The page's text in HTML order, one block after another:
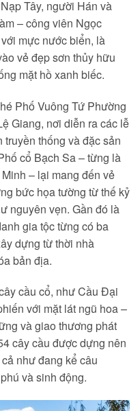
Tây, người Hán và
– công viên Ngọc
mực nước biển, là
vẻ đẹp sơn thủy hữu
mặt hồ xanh biếc.
Phố Vuông Tứ Phường
Giang, nơi diễn ra các lễ
thống và đặc sản
cổ Bạch Sa – từng là
– lại mang đến vẻ
bức họa tường từ thế kỷ
nguyên vẹn. Gần đó là
gia tộc từng có ba
dựng từ thời nhà
bản địa.
cầu cổ, như Cầu Đại
với mặt lát ngũ hoa –
và giao thương phát
cây cầu được dựng nên
như đang kể câu
và sinh động.